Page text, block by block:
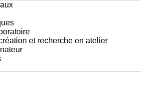
et recherche en atelier